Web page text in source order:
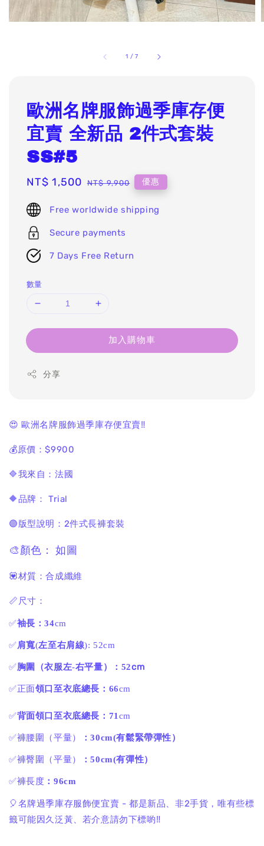
1 /7
歐洲名牌服飾過季庫存便
宜賣 全新品 2件式套裝
SS#5
Sale
NT$ 1,500 Regular
NT$ 9,900 優惠
Free worldwide shipping
Secure payments
7 Days Free Return
數量
加入購物車
分享
😍 歐洲名牌服飾過季庫存便宜賣‼️
💰原價：$9900
🔷我來自：法國
🔶品牌： Trial
🟣版型說明：2件式長褲套裝
🎨顏色： 如圖
💟材質：合成纖維
📏尺寸：
✅袖長：34cm
✅肩寬(左至右肩線): 52cm
✅胸圍（衣服左-右平量）：52cm
✅正面領口至衣底總長：66cm
✅背面領口至衣底總長：71 cm
✅褲腰圍（平量） ：30cm(有鬆緊帶彈性）
✅褲臀圍（平量） ：50cm(有彈性）
✅褲長度 ：96cm
🎈名牌過季庫存服飾便宜賣 - 都是新品、非2手貨，唯有些標
籤可能因久泛黃、若介意請勿下標喲‼️